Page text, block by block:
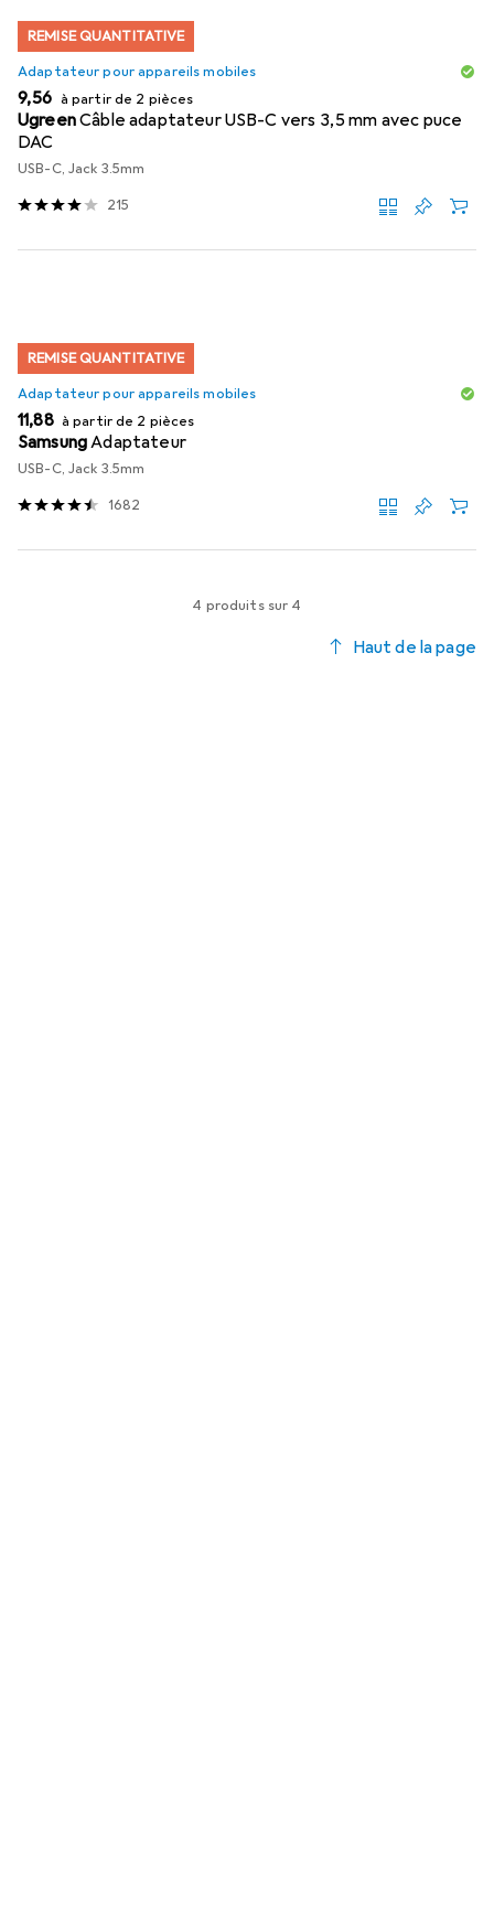
REMISE QUANTITATIVE
Adaptateur pour appareils mobiles
EUR
9,56 à partir de 2 pièces
UgreenCâble adaptateur USB-C vers 3,5 mm avec puce
DAC
USB-C, Jack 3.5mm
215
REMISE QUANTITATIVE
Adaptateur pour appareils mobiles
EUR
11,88 à partir de 2 pièces
SamsungAdaptateur
USB-C, Jack 3.5mm
1682
4 produits sur 4
Haut de la page